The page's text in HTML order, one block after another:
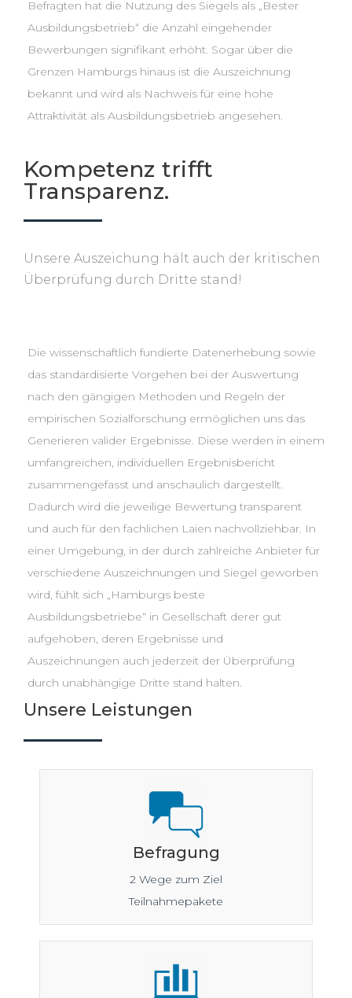
Befragten hat die Nutzung des Siegels als „Bester
Ausbildungsbetrieb“ die Anzahl eingehender
Bewerbungen signifikant erhöht. Sogar über die
Grenzen Hamburgs hinaus ist die Auszeichnung
bekannt und wird als Nachweis für eine hohe
Attraktivität als Ausbildungsbetrieb angesehen.
Kompetenz trifft
Transparenz.
Unsere Auszeichung hält auch der kritischen
Überprüfung durch Dritte stand!
Die wissenschaftlich fundierte Datenerhebung sowie
das standardisierte Vorgehen bei der Auswertung
nach den gängigen Methoden und Regeln der
empirischen Sozialforschung ermöglichen uns das
Generieren valider Ergebnisse. Diese werden in einem
umfangreichen, individuellen Ergebnisbericht
zusammengefasst und anschaulich dargestellt.
Dadurch wird die jeweilige Bewertung transparent
und auch für den fachlichen Laien nachvollziehbar. In
einer Umgebung, in der durch zahlreiche Anbieter für
verschiedene Auszeichnungen und Siegel geworben
wird, fühlt sich „Hamburgs beste
Ausbildungsbetriebe“ in Gesellschaft derer gut
aufgehoben, deren Ergebnisse und
Auszeichnungen auch jederzeit der Überprüfung
durch unabhängige Dritte stand halten.
Unsere Leistungen
Befragung
2 Wege zum Ziel
Teilnahmepakete